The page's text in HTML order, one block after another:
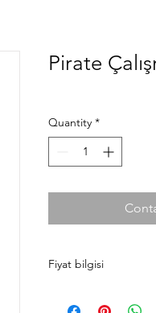
Pirate
Quantity *
Fiyat bilgisi